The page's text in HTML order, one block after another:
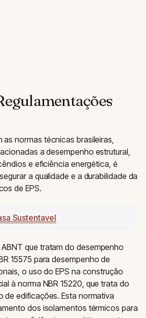
normas técnicas brasileiras,
a desempenho estrutural,
e eficiência energética, é
a qualidade e a durabilidade da
de EPS.
Sustentavel
que tratam do desempenho
15575 para desempenho de
o uso do EPS na construção
à norma NBR 15220, que trata do
de edificações. Esta normativa
dos isolamentos térmicos para